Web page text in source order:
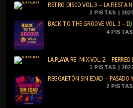
RETRO DISCO VOL. 3 – LA FIESTA
2 PISTAS |
BACK TO THE GROOVE VOL. 3 – DJ
4
LA PLAYA RE-MIX VOL. 2 – PERREO
1 PISTAS |
REGGAETÓN SIN EDAD – PASADO
2